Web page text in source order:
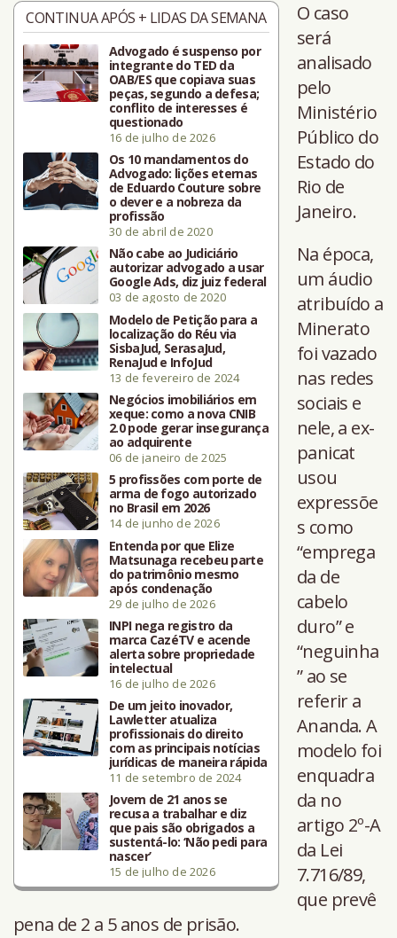
CONTINUA APÓS + LIDAS DA SEMANA
Advogado é suspenso por
integrante do TED da
OAB/ES que copiava suas
peças, segundo a defesa;
conflito de interesses é
questionado
16 de julho de 2026
Os 10 mandamentos do
Advogado: lições eternas
de Eduardo Couture sobre
o dever e a nobreza da
profissão
30 de abril de 2020
Não cabe ao Judiciário
autorizar advogado a usar
Google Ads, diz juiz federal
03 de agosto de 2020
Modelo de Petição para a
localização do Réu via
SisbaJud, SerasaJud,
RenaJud e InfoJud
13 de fevereiro de 2024
Negócios imobiliários em
xeque: como a nova CNIB
2.0 pode gerar insegurança
ao adquirente
06 de janeiro de 2025
5 profissões com porte de
arma de fogo autorizado
no Brasil em 2026
14 de junho de 2026
Entenda por que Elize
Matsunaga recebeu parte
do patrimônio mesmo
após condenação
29 de julho de 2026
INPI nega registro da
marca CazéTV e acende
alerta sobre propriedade
intelectual
16 de julho de 2026
De um jeito inovador,
Lawletter atualiza
profissionais do direito
com as principais notícias
jurídicas de maneira rápida
11 de setembro de 2024
Jovem de 21 anos se
recusa a trabalhar e diz
que pais são obrigados a
sustentá-lo: ‘Não pedi para
nascer’
15 de julho de 2026
O caso
será
analisado
pelo
Ministério
Público do
Estado do
Rio de
Janeiro.
Na época,
um áudio
atribuído a
Minerato
foi vazado
nas redes
sociais e
nele, a ex-
panicat
usou
expressõe
s como
“emprega
da de
cabelo
duro” e
“neguinha
” ao se
referir a
Ananda. A
modelo foi
enquadra
da no
artigo 2º-A
da Lei
7.716/89,
que prevê
pena de 2 a 5 anos de prisão.